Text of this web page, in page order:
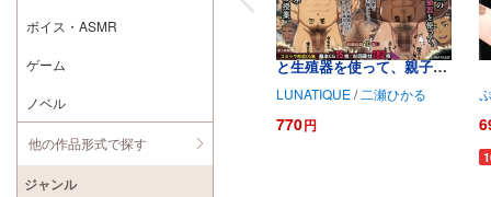
CG・イラスト
ノンケパパの大人の男の体
と生殖器を使って、親子で
学ぶ性教育の授業。
LUNATIQUE/ 二瀬ひかる
770円
ボイス・ASMR
ゲーム
ノベル
他の作品形式で探す
ジャンル